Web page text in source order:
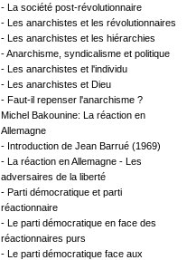
- La société post-révolutionnaire
- Les anarchistes et les révolutionnaires
- Les anarchistes et les hiérarchies
- Anarchisme, syndicalisme et politique
- Les anarchistes et l'individu
- Les anarchistes et Dieu
- Faut-il repenser l'anarchisme ?
Michel Bakounine: La réaction en
Allemagne
- Introduction de Jean Barrué (1969)
- La réaction en Allemagne - Les
adversaires de la liberté
- Parti démocratique et parti
réactionnaire
- Le parti démocratique en face des
réactionnaires purs
- Le parti démocratique face aux